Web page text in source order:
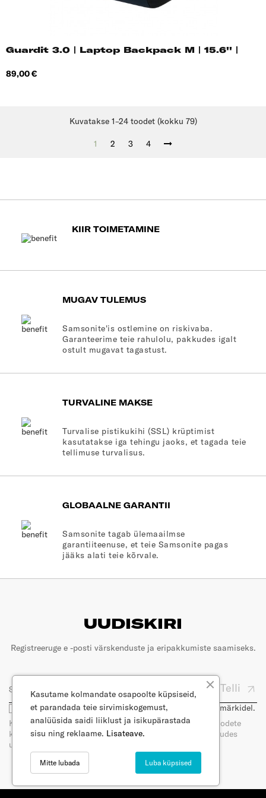
Guardit 3.0 | Laptop Backpack M | 15.6'' |
Hind
89,00 €
Kuvatakse 1–24 toodet (kokku 79)
1 2 3 4
KIIR TOIMETAMINE
MUGAV TULEMUS
Samsonite'is ostlemine on riskivaba.
Garanteerime teie rahulolu, pakkudes igalt
ostult mugavat tagastust.
TURVALINE MAKSE
Turvalise pistikukihi (SSL) krüptimist
kasutatakse iga tehingu jaoks, et tagada teie
tellimuse turvalisus.
GLOBAALNE GARANTII
Samsonite tagab ülemaailmse
garantiiteenuse, et teie Samsonite pagas
jääks alati teie kõrvale.
UUDISKIRI
Registreeruge e -posti värskenduste ja eripakkumiste saamiseks.
Telli
Olen nõus, et minu e-posti kasutatakse turunduseesmärkidel.
Kui tellite meie uudiskirja, saate e-posti teel uudiseid toodete
kohta. Saate oma nõusoleku igal ajal tagasi võtta, loobudes
uudiskirja tellimisest. Lugege meie privaatsuspoliitikat.
Kasutame kolmandate osapoolte küpsiseid,
et parandada teie sirvimiskogemust,
analüüsida saidi liiklust ja isikupärastada
sisu ning reklaame. Lisateave.
Luba küpsised
Mitte lubada